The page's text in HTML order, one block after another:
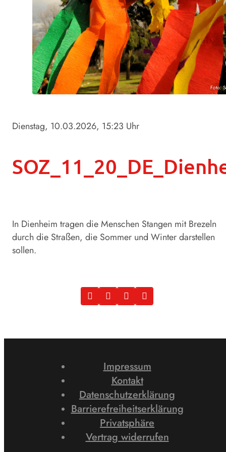
Foto:
Dienstag, 10.03.2026, 15:23 Uhr
In Dienheim tragen die Menschen Stangen mit Brezeln
durch die Straßen, die Sommer und Winter darstellen
sollen.
Impressum
Kontakt
Datenschutzerklärung
Barrierefreiheitserklärung
Privatsphäre
Vertrag widerrufen